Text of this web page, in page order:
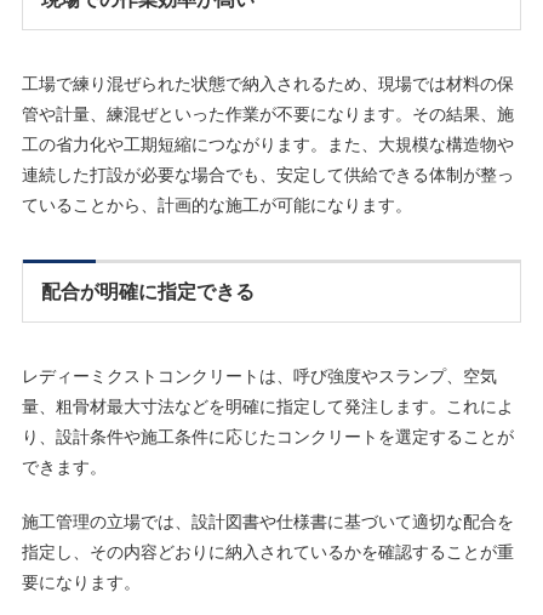
工場で練り混ぜられた状態で納入されるため、現場では材料の保
管や計量、練混ぜといった作業が不要になります。その結果、施
工の省力化や工期短縮につながります。また、大規模な構造物や
連続した打設が必要な場合でも、安定して供給できる体制が整っ
ていることから、計画的な施工が可能になります。
配合が明確に指定できる
レディーミクストコンクリートは、呼び強度やスランプ、空気
量、粗骨材最大寸法などを明確に指定して発注します。これによ
り、設計条件や施工条件に応じたコンクリートを選定することが
できます。
施工管理の立場では、設計図書や仕様書に基づいて適切な配合を
指定し、その内容どおりに納入されているかを確認することが重
要になります。